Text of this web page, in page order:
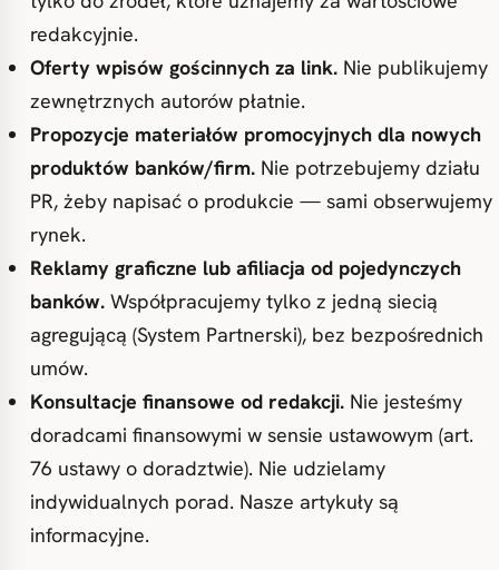
redakcyjnie.
Oferty wpisów gościnnych za link. Nie publikujemy
zewnętrznych autorów płatnie.
Propozycje materiałów promocyjnych dla nowych
produktów banków/firm. Nie potrzebujemy działu
PR, żeby napisać o produkcie — sami obserwujemy
rynek.
Reklamy graficzne lub afiliacja od pojedynczych
banków. Współpracujemy tylko z jedną siecią
agregującą (System Partnerski), bez bezpośrednich
umów.
Konsultacje finansowe od redakcji. Nie jesteśmy
doradcami finansowymi w sensie ustawowym (art.
76 ustawy o doradztwie). Nie udzielamy
indywidualnych porad. Nasze artykuły są
informacyjne.